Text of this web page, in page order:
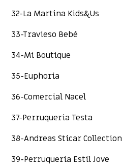
32-La Martina Kids&Us
33-Travieso Bebé
34-Mi Boutique
35-Euphoria
36-Comercial Nacel
37-Perruqueria Testa
38-Andreas Sticar Collection
39-Perruqueria Estil Jove